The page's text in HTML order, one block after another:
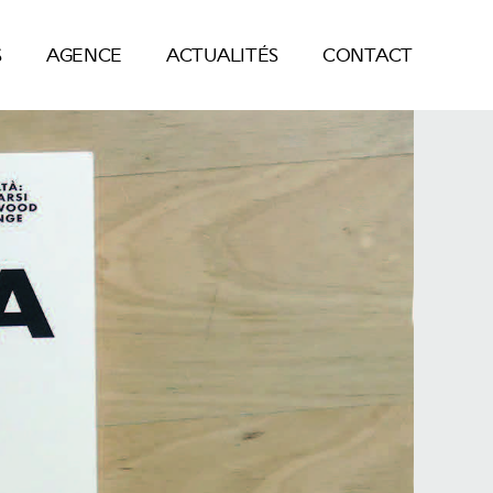
AGENCE ACTUALITÉS CONTACT
AGENCE ACTUALITÉS CONTACT